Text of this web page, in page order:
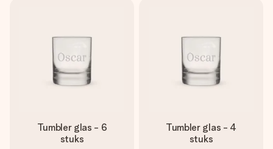
Tumbler glas - 6
stuks
Tumbler glas - 4
stuks